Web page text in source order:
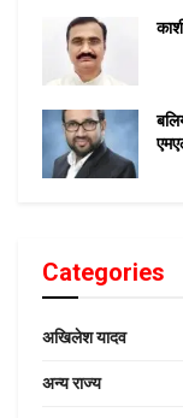
Categories
अखिलेश यादव
अन्य राज्य